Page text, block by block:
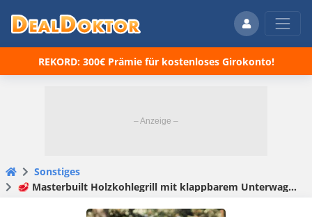
REKORD: 300€ Prämie für kostenloses Girokonto!
Sonstiges
🥩 Masterbuilt Holzkohlegrill mit klappbarem Unterwagen für 147,95€ (statt 333€)